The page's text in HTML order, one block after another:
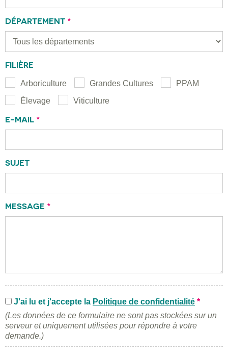
DÉPARTEMENT *
FILIÈRE
Arboriculture Grandes Cultures
PPAM
Élevage
Viticulture
E-MAIL *
SUJET
MESSAGE *
J'ai lu et j'accepte la Politique de confidentialité *
(Les données de ce formulaire ne sont pas stockées sur un
serveur et uniquement utilisées pour répondre à votre
demande.)